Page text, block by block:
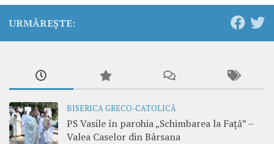
URMĂREȘTE:
BISERICA GRECO-CATOLICĂ
PS Vasile în parohia „Schimbarea la Față” –
Valea Caselor din Bârsana